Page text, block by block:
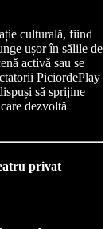
culturală, fiind
ușor în sălile de
activă sau se
PiciordePlay
să sprijine
dezvoltă
privat